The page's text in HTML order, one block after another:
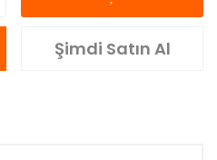
Şimdi Satın Al